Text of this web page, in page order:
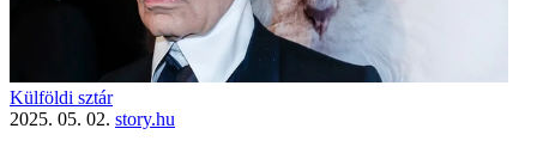
Külföldi sztár
2025. 05. 02. story.hu